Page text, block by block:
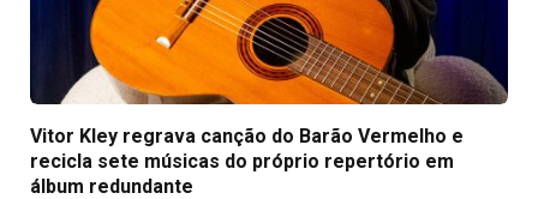
Vitor Kley regrava canção do Barão Vermelho e
recicla sete músicas do próprio repertório em
álbum redundante